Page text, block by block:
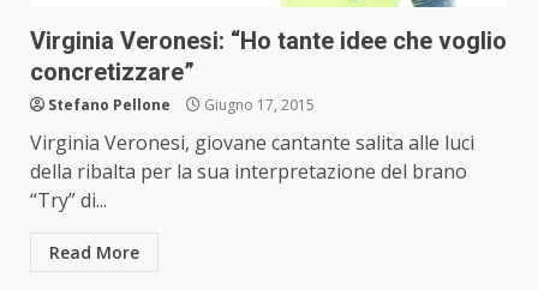
Virginia Veronesi: “Ho tante idee che voglio
concretizzare”
Stefano Pellone Giugno 17, 2015
Virginia Veronesi, giovane cantante salita alle luci
della ribalta per la sua interpretazione del brano
“Try” di...
Read More